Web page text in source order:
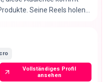
Seine Reels holen
Vollständiges Profil
ansehen